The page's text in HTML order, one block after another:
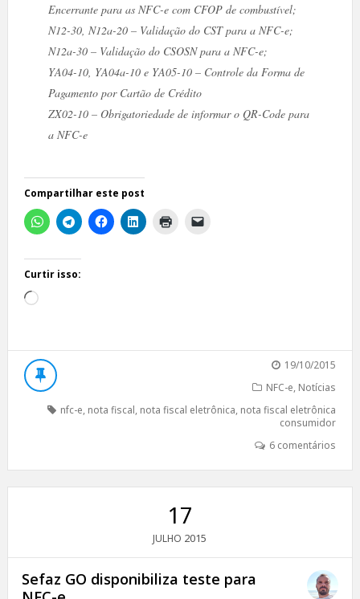
Encerrante para as NFC-e com CFOP de combustível;
N12-30, N12a-20 – Validação do CST para a NFC-e;
N12a-30 – Validação do CSOSN para a NFC-e;
YA04-10, YA04a-10 e YA05-10 – Controle da Forma de
Pagamento por Cartão de Crédito
ZX02-10 – Obrigatoriedade de informar o QR-Code para
a NFC-e
Compartilhar este post
Curtir isso:
Carregando...
19/10/2015
NFC-e, Notícias
nfc-e, nota fiscal, nota fiscal eletrônica, nota fiscal eletrônica
consumidor
6 comentários
17
JULHO 2015
Sefaz GO disponibiliza teste para